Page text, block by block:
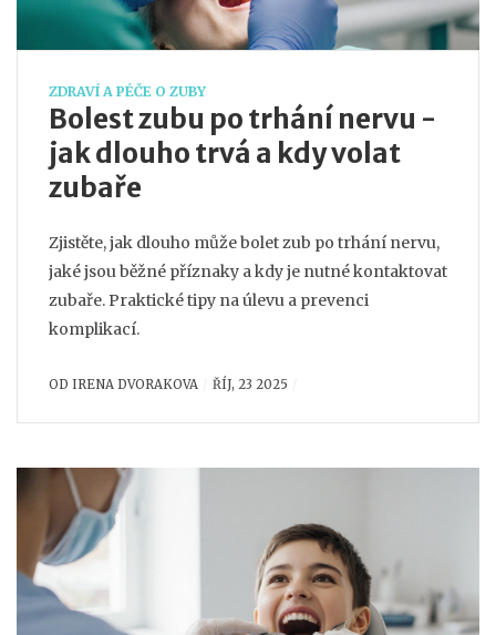
ZDRAVÍ A PÉČE O ZUBY
Bolest zubu po trhání nervu -
jak dlouho trvá a kdy volat
zubaře
Zjistěte, jak dlouho může bolet zub po trhání nervu,
jaké jsou běžné příznaky a kdy je nutné kontaktovat
zubaře. Praktické tipy na úlevu a prevenci
komplikací.
OD IRENA DVORAKOVA ŘÍJ, 23 2025